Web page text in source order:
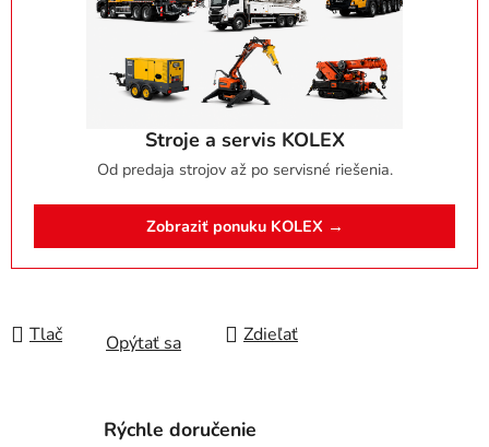
Stroje a servis KOLEX
Od predaja strojov až po servisné riešenia.
Zobraziť ponuku KOLEX →
Tlač Opýtať sa Zdieľať
Rýchle doručenie